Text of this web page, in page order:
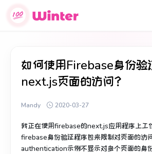
如何使用Firebase身份验
next.js页面的访问？
Mandy 2020-03-27
我正在使用firebase的next.js应用程序上工
firebase身份验证程序包来限制对页面的访问
authentication示例不显示对多个页面的身份